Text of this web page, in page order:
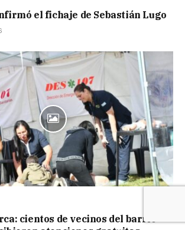
el fichaje de Sebastián Lugo
cientos de vecinos del barrio